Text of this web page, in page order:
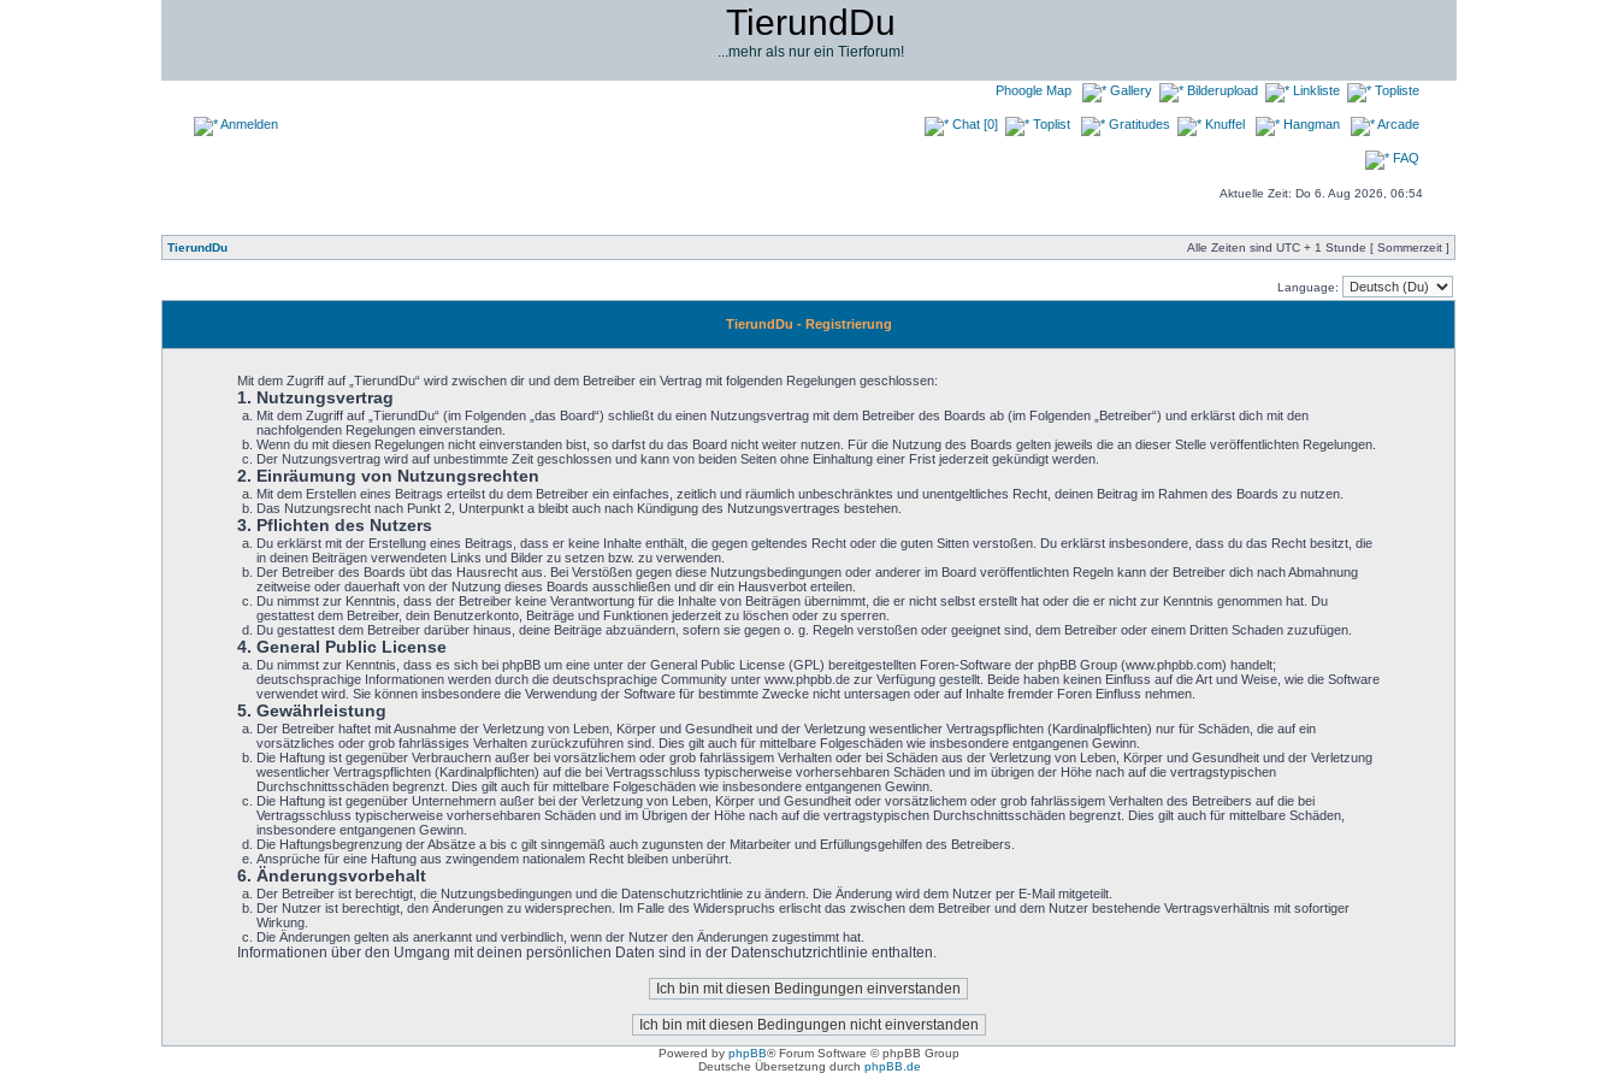
TierundDu
...mehr als nur ein Tierforum!
Anmelden
Phoogle Map Gallery Bilderupload Linkliste Topliste
Chat [0] Toplist Gratitudes Knuffel Hangman Arcade
FAQ
Aktuelle Zeit: Do 6. Aug 2026, 06:54
TierundDu Alle Zeiten sind UTC + 1 Stunde [ Sommerzeit ]
Language:
TierundDu - Registrierung
Mit dem Zugriff auf „TierundDu“ wird zwischen dir und dem Betreiber ein Vertrag mit folgenden Regelungen geschlossen:
1. Nutzungsvertrag
Mit dem Zugriff auf „TierundDu“ (im Folgenden „das Board“) schließt du einen Nutzungsvertrag mit dem Betreiber des Boards ab (im Folgenden „Betreiber“) und erklärst dich mit den
nachfolgenden Regelungen einverstanden.
Wenn du mit diesen Regelungen nicht einverstanden bist, so darfst du das Board nicht weiter nutzen. Für die Nutzung des Boards gelten jeweils die an dieser Stelle veröffentlichten Regelungen.
Der Nutzungsvertrag wird auf unbestimmte Zeit geschlossen und kann von beiden Seiten ohne Einhaltung einer Frist jederzeit gekündigt werden.
2. Einräumung von Nutzungsrechten
Mit dem Erstellen eines Beitrags erteilst du dem Betreiber ein einfaches, zeitlich und räumlich unbeschränktes und unentgeltliches Recht, deinen Beitrag im Rahmen des Boards zu nutzen.
Das Nutzungsrecht nach Punkt 2, Unterpunkt a bleibt auch nach Kündigung des Nutzungsvertrages bestehen.
3. Pflichten des Nutzers
Du erklärst mit der Erstellung eines Beitrags, dass er keine Inhalte enthält, die gegen geltendes Recht oder die guten Sitten verstoßen. Du erklärst insbesondere, dass du das Recht besitzt, die
in deinen Beiträgen verwendeten Links und Bilder zu setzen bzw. zu verwenden.
Der Betreiber des Boards übt das Hausrecht aus. Bei Verstößen gegen diese Nutzungsbedingungen oder anderer im Board veröffentlichten Regeln kann der Betreiber dich nach Abmahnung
zeitweise oder dauerhaft von der Nutzung dieses Boards ausschließen und dir ein Hausverbot erteilen.
Du nimmst zur Kenntnis, dass der Betreiber keine Verantwortung für die Inhalte von Beiträgen übernimmt, die er nicht selbst erstellt hat oder die er nicht zur Kenntnis genommen hat. Du
gestattest dem Betreiber, dein Benutzerkonto, Beiträge und Funktionen jederzeit zu löschen oder zu sperren.
Du gestattest dem Betreiber darüber hinaus, deine Beiträge abzuändern, sofern sie gegen o. g. Regeln verstoßen oder geeignet sind, dem Betreiber oder einem Dritten Schaden zuzufügen.
4. General Public License
Du nimmst zur Kenntnis, dass es sich bei phpBB um eine unter der General Public License (GPL) bereitgestellten Foren-Software der phpBB Group (www.phpbb.com) handelt;
deutschsprachige Informationen werden durch die deutschsprachige Community unter www.phpbb.de zur Verfügung gestellt. Beide haben keinen Einfluss auf die Art und Weise, wie die Software
verwendet wird. Sie können insbesondere die Verwendung der Software für bestimmte Zwecke nicht untersagen oder auf Inhalte fremder Foren Einfluss nehmen.
5. Gewährleistung
Der Betreiber haftet mit Ausnahme der Verletzung von Leben, Körper und Gesundheit und der Verletzung wesentlicher Vertragspflichten (Kardinalpflichten) nur für Schäden, die auf ein
vorsätzliches oder grob fahrlässiges Verhalten zurückzuführen sind. Dies gilt auch für mittelbare Folgeschäden wie insbesondere entgangenen Gewinn.
Die Haftung ist gegenüber Verbrauchern außer bei vorsätzlichem oder grob fahrlässigem Verhalten oder bei Schäden aus der Verletzung von Leben, Körper und Gesundheit und der Verletzung
wesentlicher Vertragspflichten (Kardinalpflichten) auf die bei Vertragsschluss typischerweise vorhersehbaren Schäden und im übrigen der Höhe nach auf die vertragstypischen
Durchschnittsschäden begrenzt. Dies gilt auch für mittelbare Folgeschäden wie insbesondere entgangenen Gewinn.
Die Haftung ist gegenüber Unternehmern außer bei der Verletzung von Leben, Körper und Gesundheit oder vorsätzlichem oder grob fahrlässigem Verhalten des Betreibers auf die bei
Vertragsschluss typischerweise vorhersehbaren Schäden und im Übrigen der Höhe nach auf die vertragstypischen Durchschnittsschäden begrenzt. Dies gilt auch für mittelbare Schäden,
insbesondere entgangenen Gewinn.
Die Haftungsbegrenzung der Absätze a bis c gilt sinngemäß auch zugunsten der Mitarbeiter und Erfüllungsgehilfen des Betreibers.
Ansprüche für eine Haftung aus zwingendem nationalem Recht bleiben unberührt.
6. Änderungsvorbehalt
Der Betreiber ist berechtigt, die Nutzungsbedingungen und die Datenschutzrichtlinie zu ändern. Die Änderung wird dem Nutzer per E-Mail mitgeteilt.
Der Nutzer ist berechtigt, den Änderungen zu widersprechen. Im Falle des Widerspruchs erlischt das zwischen dem Betreiber und dem Nutzer bestehende Vertragsverhältnis mit sofortiger
Wirkung.
Die Änderungen gelten als anerkannt und verbindlich, wenn der Nutzer den Änderungen zugestimmt hat.
Informationen über den Umgang mit deinen persönlichen Daten sind in der Datenschutzrichtlinie enthalten.
Powered by phpBB® Forum Software © phpBB Group
Deutsche Übersetzung durch phpBB.de